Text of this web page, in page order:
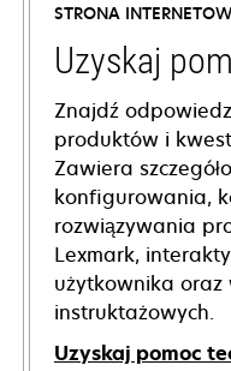
STRONA
Uzyskaj
Znajdź
produktów i
Zawiera
konfigurowania,
rozwiązywania
Lexmark,
użytkownika
instruktażowych.
Uzyskaj pomoc